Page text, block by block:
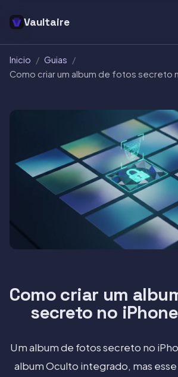
Vaultaire
Inicio / Guias /
Como criar um album de fotos secreto
Como criar um
secreto no
Um album de fotos secreto no
album Oculto integrado, mas